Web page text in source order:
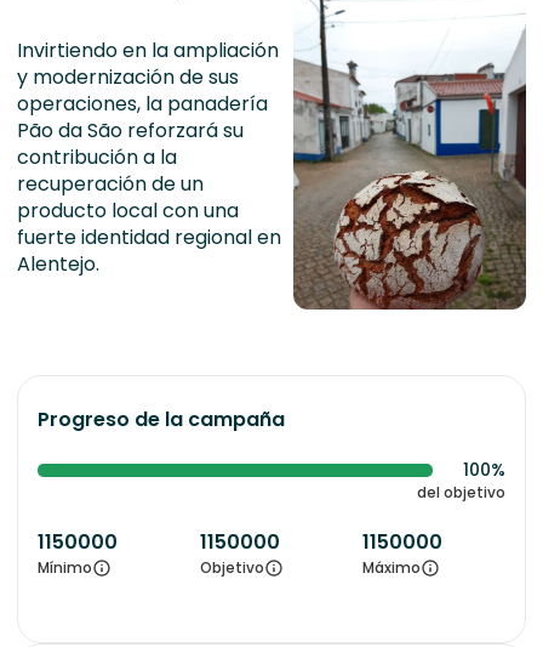
Invirtiendo en la ampliación
y modernización de sus
operaciones, la panadería
Pão da São reforzará su
contribución a la
recuperación de un
producto local con una
fuerte identidad regional en
Alentejo.
Progreso de la campaña
100%
del objetivo
1150000
Mínimo
1150000
Objetivo
1150000
Máximo